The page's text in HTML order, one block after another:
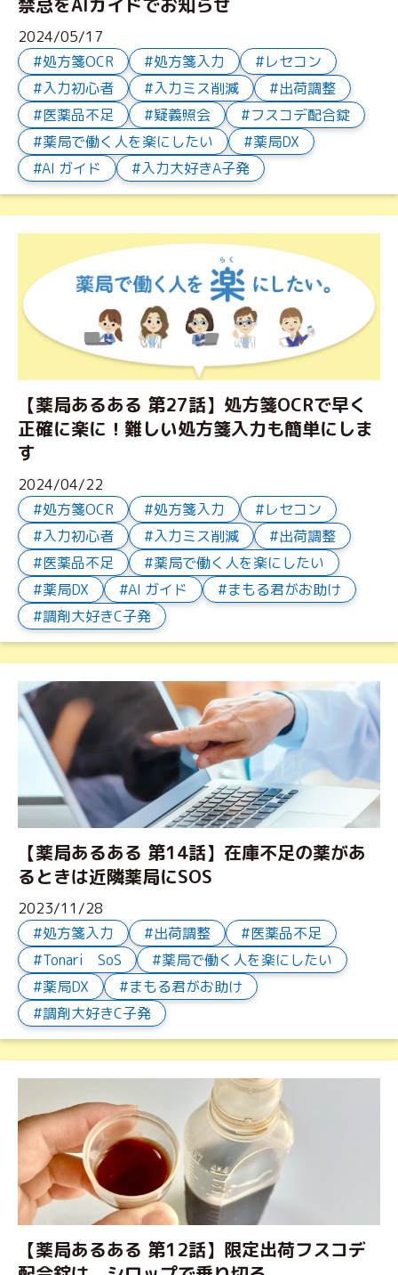
2024/05/17
処方箋OCR
処方箋入力
レセコン
入力初心者
入力ミス削減
出荷調整
医薬品不足
疑義照会
フスコデ配合錠
薬局で働く人を楽にしたい
薬局DX
AI ガイド
入力大好きA子発
【薬局あるある 第27話】処方箋OCRで早く
正確に楽に！難しい処方箋入力も簡単にしま
す
2024/04/22
処方箋OCR
処方箋入力
レセコン
入力初心者
入力ミス削減
出荷調整
医薬品不足
薬局で働く人を楽にしたい
薬局DX
AI ガイド
まもる君がお助け
調剤大好きC子発
【薬局あるある 第14話】在庫不足の薬があ
るときは近隣薬局にSOS
2023/11/28
処方箋入力
出荷調整
医薬品不足
Tonari SoS
薬局で働く人を楽にしたい
薬局DX
まもる君がお助け
調剤大好きC子発
【薬局あるある 第12話】限定出荷フスコデ